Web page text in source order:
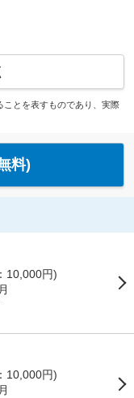
とを表すものであり、実際
料)
10,000円)
10,000円)